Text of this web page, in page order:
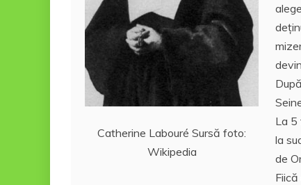
Catherine Labouré Sursă foto:
Wikipedia
La 5
la
de